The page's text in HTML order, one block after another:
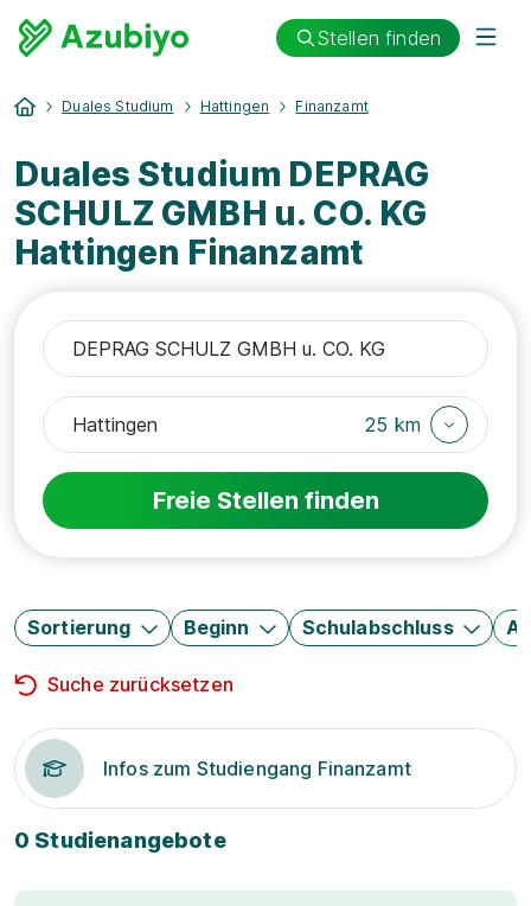
Stellen finden
Duales Studium Hattingen Finanzamt
Duales Studium DEPRAG
SCHULZ GMBH u. CO. KG
Hattingen Finanzamt
25 km
Freie Stellen finden
Sortierung Beginn Schulabschluss
Suche zurücksetzen
Infos zum Studiengang Finanzamt
0 Studienangebote